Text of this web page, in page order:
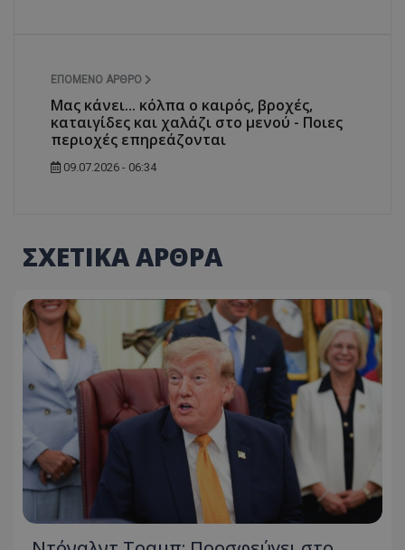
ΕΠΌΜΕΝΟ ΆΡΘΡΟ
Μας κάνει... κόλπα ο καιρός, βροχές,
καταιγίδες και χαλάζι στο μενού - Ποιες
περιοχές επηρεάζονται
09.07.2026 - 06:34
ΣΧΕΤΙΚΑ ΑΡΘΡΑ